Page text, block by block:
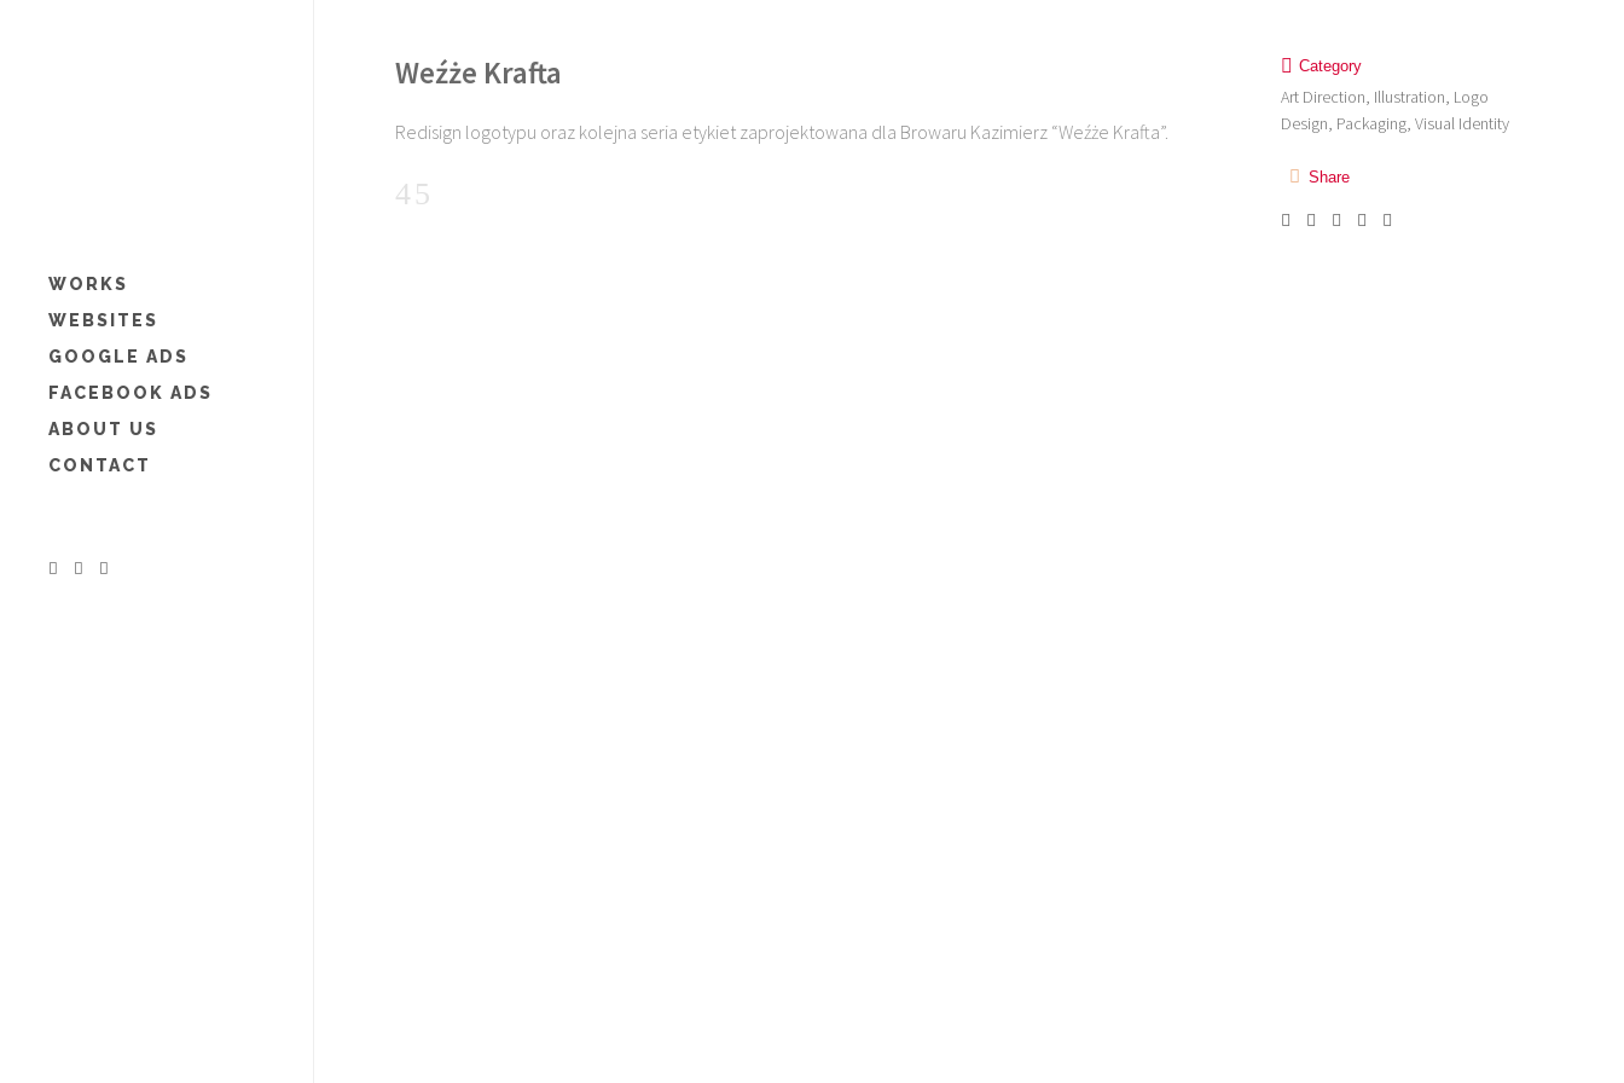
WORKS
WEBSITES
GOOGLE ADS
FACEBOOK ADS
ABOUT US
CONTACT
Weźże Krafta
Redisign logotypu oraz kolejna seria etykiet zaprojektowana dla Browaru Kazimierz “Weźże Krafta”.
Category
Art Direction, Illustration, Logo
Design, Packaging, Visual Identity
Share